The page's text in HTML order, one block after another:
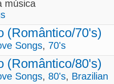
música
(Romântico/70's)
Songs, 70's
(Romântico/80's)
Songs, 80's, Brazilian